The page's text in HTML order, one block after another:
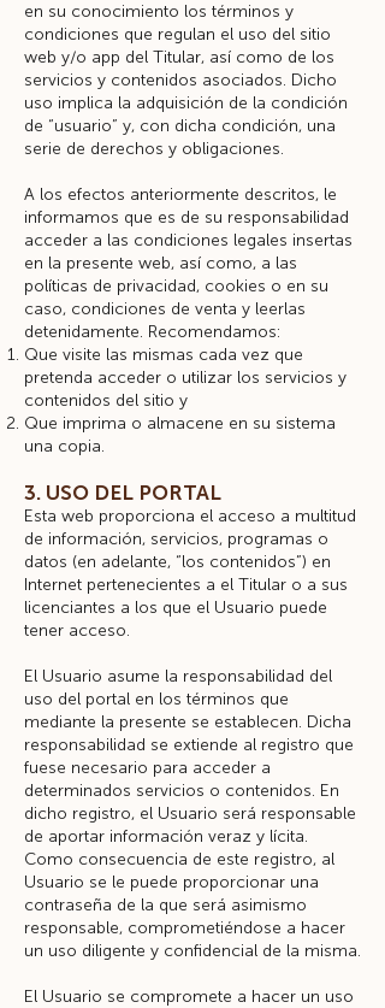
en su conocimiento los términos y
condiciones que regulan el uso del sitio
web y/o app del Titular, así como de los
servicios y contenidos asociados. Dicho
uso implica la adquisición de la condición
de “usuario” y, con dicha condición, una
serie de derechos y obligaciones.
A los efectos anteriormente descritos, le
informamos que es de su responsabilidad
acceder a las condiciones legales insertas
en la presente web, así como, a las
políticas de privacidad, cookies o en su
caso, condiciones de venta y leerlas
detenidamente. Recomendamos:
Que visite las mismas cada vez que
pretenda acceder o utilizar los servicios y
contenidos del sitio y
Que imprima o almacene en su sistema
una copia.
3. USO DEL PORTAL
Esta web proporciona el acceso a multitud
de información, servicios, programas o
datos (en adelante, “los contenidos”) en
Internet pertenecientes a el Titular o a sus
licenciantes a los que el Usuario puede
tener acceso.
El Usuario asume la responsabilidad del
uso del portal en los términos que
mediante la presente se establecen. Dicha
responsabilidad se extiende al registro que
fuese necesario para acceder a
determinados servicios o contenidos. En
dicho registro, el Usuario será responsable
de aportar información veraz y lícita.
Como consecuencia de este registro, al
Usuario se le puede proporcionar una
contraseña de la que será asimismo
responsable, comprometiéndose a hacer
un uso diligente y confidencial de la misma.
El Usuario se compromete a hacer un uso